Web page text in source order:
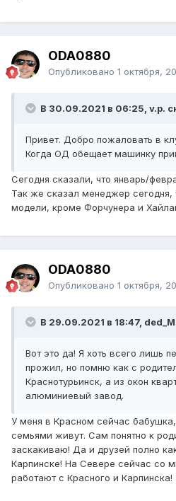
ODA0880
Опубликовано 1 октября,
В 30.09.2021 в 06:25, v.p.
Привет. Добро пожаловать в
Когда ОД обещает машинку
Сегодня сказали, что январь/
Так же сказал менеджер сегодня,
модели, кроме Форчунера и
ODA0880
Опубликовано 1 октября,
В 29.09.2021 в 18:47,
Вот это да! Я хоть всего лишь
прожил, но помню как с
Краснотурьинск, а из окон
алюминиевый завод.
У меня в Красном сейчас
семьями живут. Сам понятно к
заскакиваю! Да и друзей полно
Карпинске! На Севере сейчас со
работают с Красного и Карпинска!